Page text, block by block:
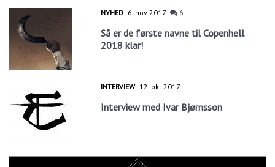
NYHED 6. nov 2017 6
Så er de første navne til Copenhell
2018 klar!
INTERVIEW 12. okt 2017
Interview med Ivar Bjørnsson